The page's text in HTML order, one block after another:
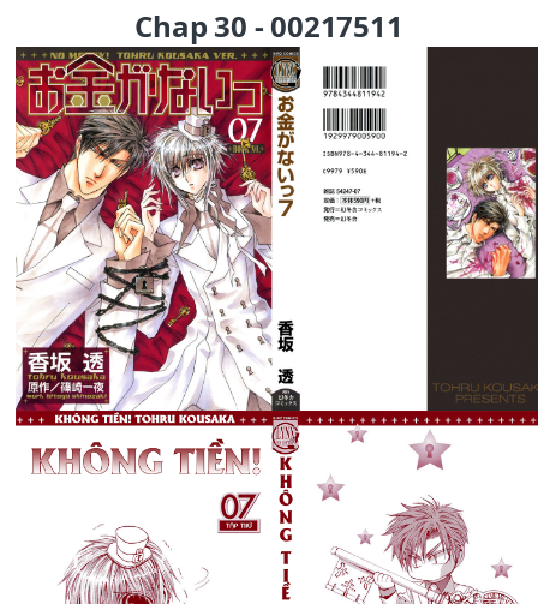
Chap 30 - 00217511